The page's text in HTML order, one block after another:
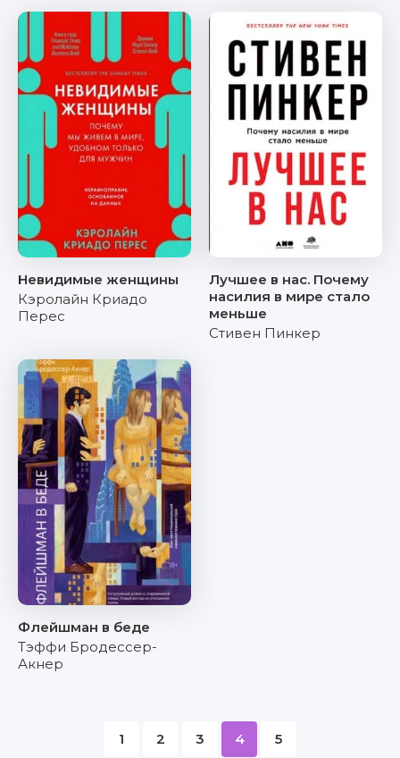
Невидимые женщины
Кэролайн Криадо
Перес
Лучшее в нас. Почему
насилия в мире стало
меньше
Стивен Пинкер
Флейшман в беде
Тэффи Бродессер-
Акнер
1 2 3 4 5